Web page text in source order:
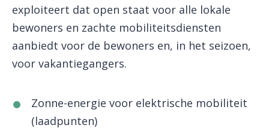
exploiteert dat open staat voor alle lokale
bewoners en zachte mobiliteitsdiensten
aanbiedt voor de bewoners en, in het seizoen,
voor vakantiegangers.
Zonne-energie voor elektrische mobiliteit
(laadpunten)